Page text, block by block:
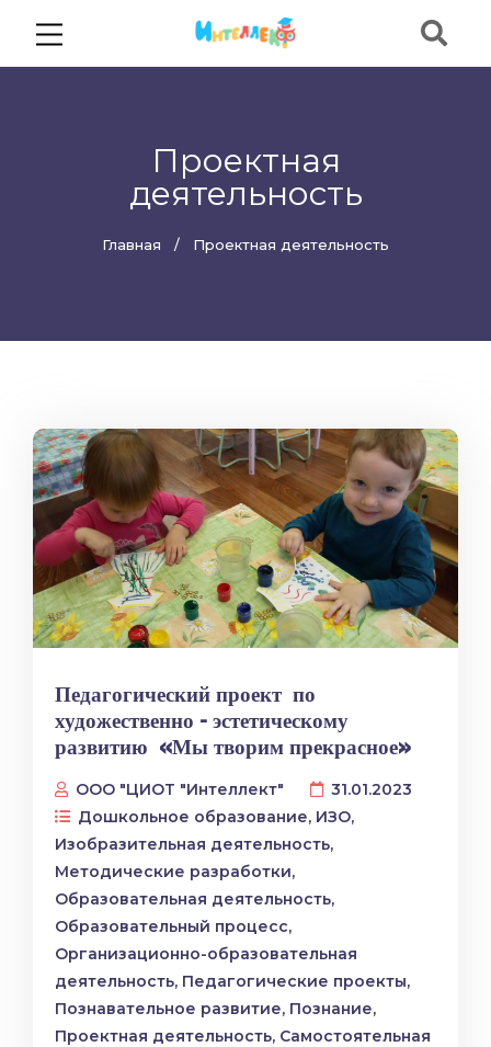
Проектная
деятельность
Главная Проектная деятельность
Педагогический проект по
художественно – эстетическому
развитию «Мы творим прекрасное»
ООО "ЦИОТ "Интеллект"
31.01.2023
Дошкольное образование, ИЗО,
Изобразительная деятельность,
Методические разработки,
Образовательная деятельность,
Образовательный процесс,
Организационно-образовательная
деятельность, Педагогические проекты,
Познавательное развитие, Познание,
Проектная деятельность, Самостоятельная